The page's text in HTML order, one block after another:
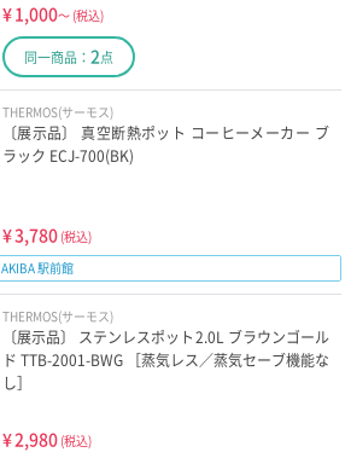
¥1,000～ (税込)
同一商品： 2点
THERMOS(サーモス)
〔展示品〕 真空断熱ポット コーヒーメーカー ブ
ラック ECJ-700(BK)
¥3,780 (税込)
AKIBA 駅前館
THERMOS(サーモス)
〔展示品〕 ステンレスポット2.0L ブラウンゴール
ド TTB-2001-BWG ［蒸気レス／蒸気セーブ機能な
し］
¥2,980 (税込)